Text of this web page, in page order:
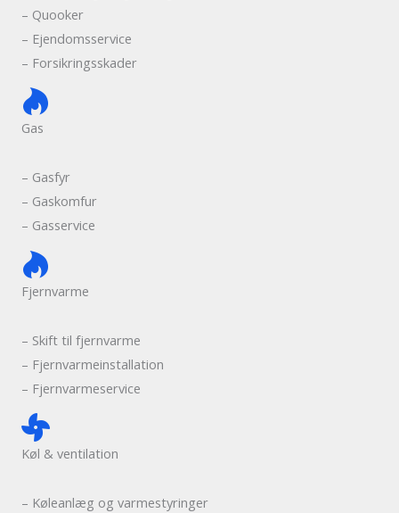
– Quooker
– Ejendomsservice
– Forsikringsskader
Gas
– Gasfyr
– Gaskomfur
– Gasservice
Fjernvarme
– Skift til fjernvarme
– Fjernvarmeinstallation
– Fjernvarmeservice
Køl & ventilation
– Køleanlæg og varmestyringer